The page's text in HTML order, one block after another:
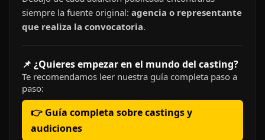
siempre la fuente original: agencia o representante
que realiza la convocatoria.
📌 ¿Quieres empezar en el mundo del casting?
Te recomendamos leer nuestra guía completa paso a
paso:
👉 Guía completa sobre castings y
audiciones